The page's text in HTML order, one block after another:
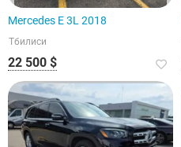
Mercedes E 3L 2018
Тбилиси
22 500 $